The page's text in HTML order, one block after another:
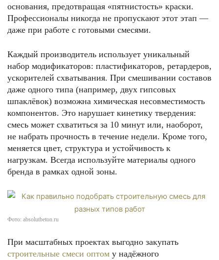
основания, предотвращая «пятнистость» краски.
Профессионалы никогда не пропускают этот этап —
даже при работе с готовыми смесями.
Каждый производитель использует уникальный
набор модификаторов: пластификаторов, ретардеров,
ускорителей схватывания. При смешивании составов
даже одного типа (например, двух гипсовых
шпаклёвок) возможна химическая несовместимость
компонентов. Это нарушает кинетику твердения:
смесь может схватиться за 10 минут или, наоборот,
не набрать прочность в течение недели. Кроме того,
меняется цвет, структура и устойчивость к
нагрузкам. Всегда используйте материалы одного
бренда в рамках одной зоны.
Фото: absolutbeton.ru
При масштабных проектах выгодно закупать
строительные смеси оптом у надёжного